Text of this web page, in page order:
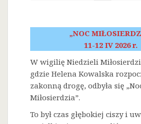
„NOC
11-12 IV 2026 r.
W wigilię Niedzieli
gdzie Helena Kowalska
zakonną drogę, odbyła się
Miłosierdzia”.
To był czas głębokiej ciszy i